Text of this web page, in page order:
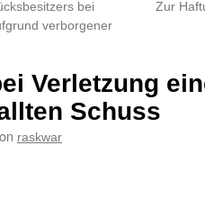
bei
verborgener
Zur
Verletzung
Schuss
raskwar